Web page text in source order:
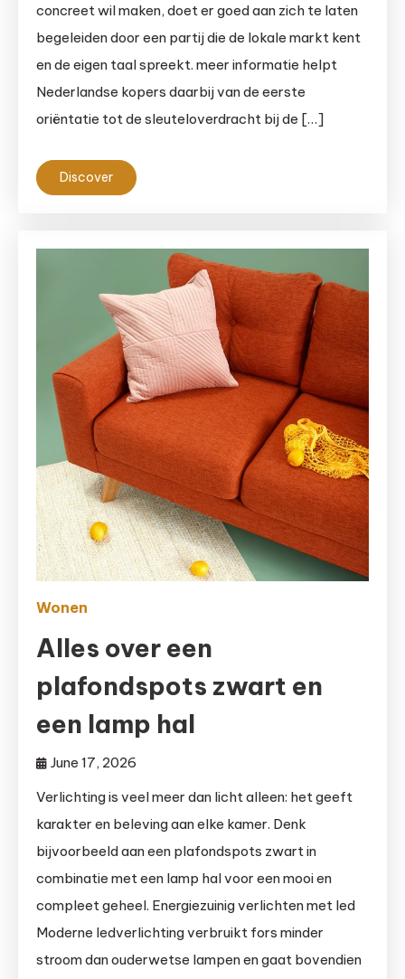
concreet wil maken, doet er goed aan zich te laten
begeleiden door een partij die de lokale markt kent
en de eigen taal spreekt. meer informatie helpt
Nederlandse kopers daarbij van de eerste
oriëntatie tot de sleuteloverdracht bij de […]
Discover
Wonen
Alles over een
plafondspots zwart en
een lamp hal
June 17, 2026
Verlichting is veel meer dan licht alleen: het geeft
karakter en beleving aan elke kamer. Denk
bijvoorbeeld aan een plafondspots zwart in
combinatie met een lamp hal voor een mooi en
compleet geheel. Energiezuinig verlichten met led
Moderne ledverlichting verbruikt fors minder
stroom dan ouderwetse lampen en gaat bovendien